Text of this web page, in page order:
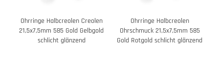
Ohrringe Halbcreolen Creolen
21,5x7,5mm 585 Gold Gelbgold
schlicht glänzend
Ohrringe Halbcreolen
Ohrschmuck 21,5x7,5mm 585
Gold Rotgold schlicht glänzend